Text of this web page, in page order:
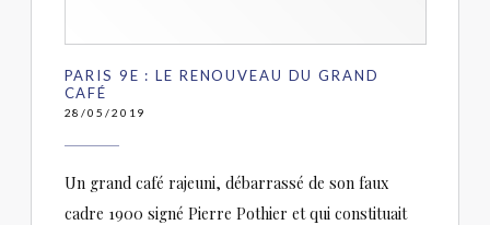
PARIS 9E : LE RENOUVEAU DU GRAND
CAFÉ
28/05/2019
Un grand café rajeuni, débarrassé de son faux
cadre 1900 signé Pierre Pothier et qui constituait